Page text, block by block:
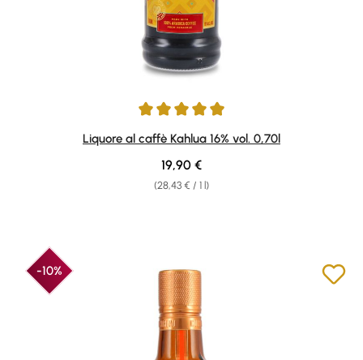
Average rating of 4.94 out of 5 stars
Liquore al caffè Kahlua 16% vol. 0,70l
(28,43 € / 1 l)
Regular price:
19,90 €
-10%